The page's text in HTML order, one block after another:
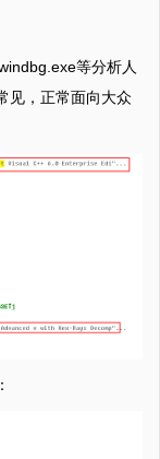
等分析人
见，正常面向大众